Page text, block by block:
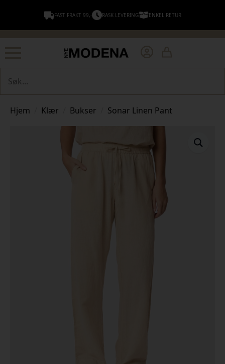
FAST FRAKT 99,- RASK LEVERING ENKEL RETUR
Hjem Klær Bukser Sonar Linen Pant